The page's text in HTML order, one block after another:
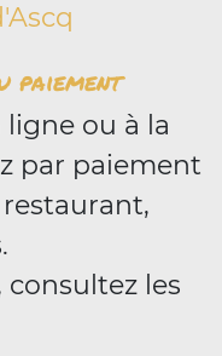
paiement
ou à la
par paiement
les